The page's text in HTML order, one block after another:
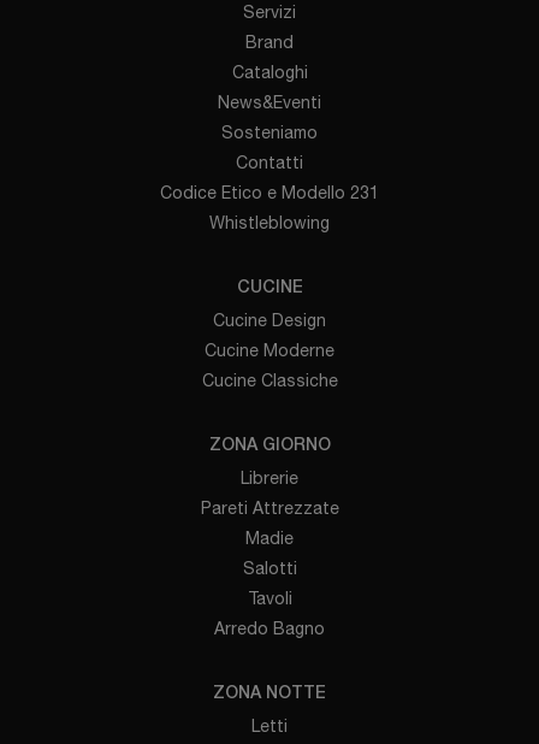
Servizi
Brand
Cataloghi
News&Eventi
Sosteniamo
Contatti
Codice Etico e Modello 231
Whistleblowing
CUCINE
Cucine Design
Cucine Moderne
Cucine Classiche
ZONA GIORNO
Librerie
Pareti Attrezzate
Madie
Salotti
Tavoli
Arredo Bagno
ZONA NOTTE
Letti